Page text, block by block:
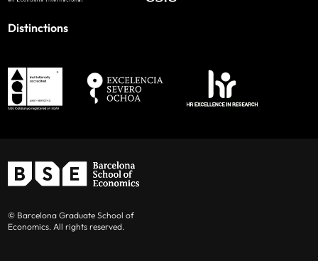
Distinctions
© Barcelona Graduate School of
Economics. All rights reserved.